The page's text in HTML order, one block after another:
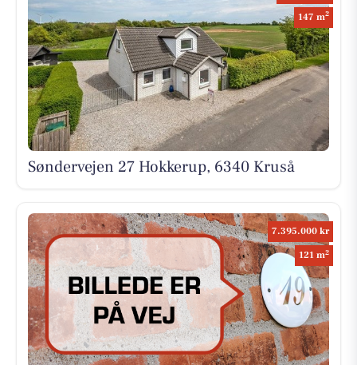
147 m2
Søndervejen 27 Hokkerup, 6340 Kruså
7.395.000 kr
121 m2